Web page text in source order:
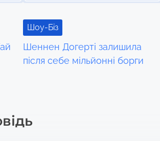
Шоу-Біз
Шеннен Догерті залишила
після себе мільйонні борги